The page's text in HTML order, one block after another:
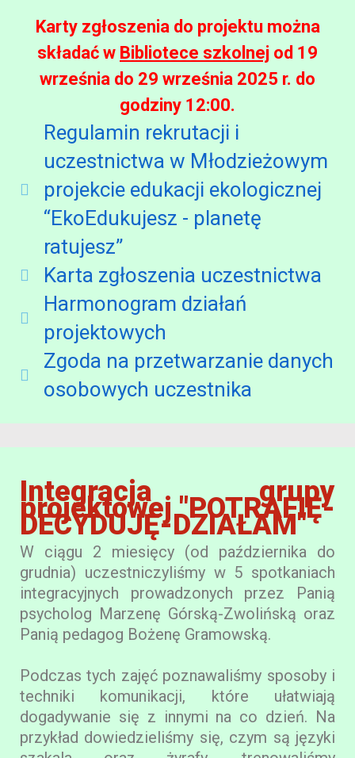
Karty zgłoszenia do projektu można
składać w Bibliotece szkolnej od 19
września do 29 września 2025 r. do
godziny 12:00.
Regulamin rekrutacji i
uczestnictwa w Młodzieżowym
projekcie edukacji ekologicznej
“EkoEdukujesz - planetę
ratujesz”
Karta zgłoszenia uczestnictwa
Harmonogram działań
projektowych
Zgoda na przetwarzanie danych
osobowych uczestnika
Integracja grupy
projektowej "POTRAFIĘ-
DECYDUJĘ-DZIAŁAM"
W ciągu 2 miesięcy (od października do
grudnia) uczestniczyliśmy w 5 spotkaniach
integracyjnych prowadzonych przez Panią
psycholog Marzenę Górską-Zwolińską oraz
Panią pedagog Bożenę Gramowską.
Podczas tych zajęć poznawaliśmy sposoby i
techniki komunikacji, które ułatwiają
dogadywanie się z innymi na co dzień. Na
przykład dowiedzieliśmy się, czym są języki